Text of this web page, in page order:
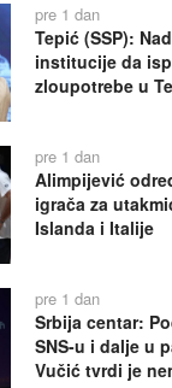
pre 1 dan
Tepić (SSP):
institucije da
zloupotrebe u
pre 1 dan
Alimpijević
igrača za
Islanda i Italije
pre 1 dan
Srbija centar:
SNS-u i dalje u
Vučić tvrdi je